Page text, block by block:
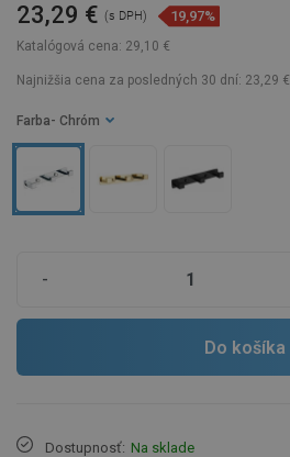
Katalógová cena: 29,10 €
23,29 € (s DPH) 19,97%
Najnižšia cena za posledných 30 dní: 23,29 €
Farba - Chróm
-
Do košíka
Dostupnosť: Na sklade